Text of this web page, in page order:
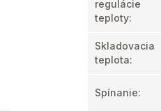
regulácie
teploty:
Skladovacia
teplota:
Spínanie: